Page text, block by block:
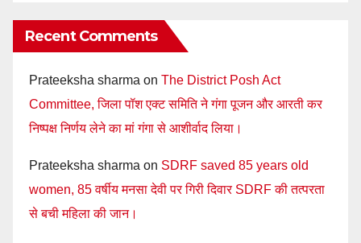
Recent Comments
Prateeksha sharma on The District Posh Act
Committee, जिला पॉश एक्ट समिति ने गंगा पूजन और आरती कर
निष्पक्ष निर्णय लेने का मां गंगा से आशीर्वाद लिया।
Prateeksha sharma on SDRF saved 85 years old
women, 85 वर्षीय मनसा देवी पर गिरी दिवार SDRF की तत्परता
से बची महिला की जान।